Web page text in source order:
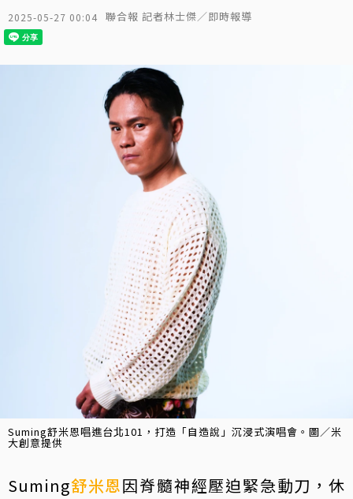
2025-05-27 00:04 聯合報 記者林士傑／即時報導
Suming舒米恩唱進台北101，打造「自造說」沉浸式演唱會。圖／米
大創意提供
Suming舒米恩因脊髓神經壓迫緊急動刀，休